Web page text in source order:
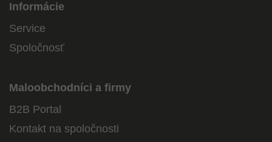
Informácie
Service
Spoločnosť
Maloobchodníci a firmy
B2B Portal
Kontakt na spoločnosti